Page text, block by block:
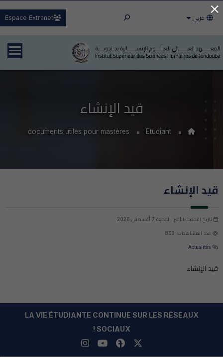
عربي Espace Extranet
قيد الإنشاء
Etudiant
documents utiles pour mastères
قيد الإنشاء
تاريخ التحديث الأخير: الجمعة 7 أغسطس 2026
عدد المشاهدات: 863
Actualités
قيد الإنشاء
LA VIE ÉTUDIANTE CONTINUE SUR LES RÉSEAUX
SOCIAUX !
×